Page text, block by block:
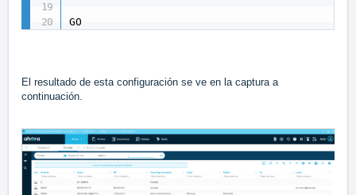
GO
El resultado de esta configuración se ve en la captura a
continuación.